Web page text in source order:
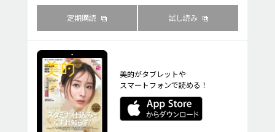
定期購読 試し読み
美的がタブレットや
スマートフォンで読める！